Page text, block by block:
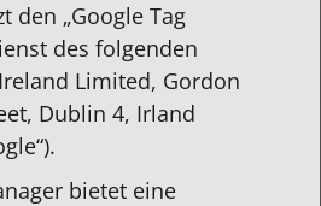
den „Google Tag
des folgenden
Limited, Gordon
Dublin 4, Irland
bietet eine